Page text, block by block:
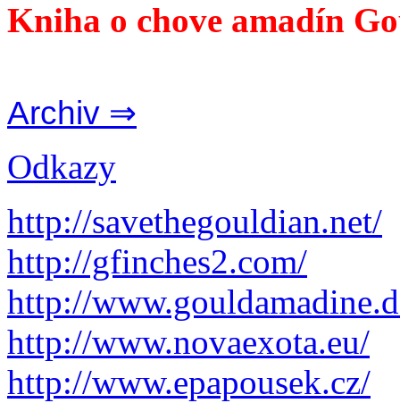
Kniha o chove amadín
Archiv ⇒
Odkazy
http://savethegouldian.net/
http://gfinches2.com/
http://
http://www.novaexota.eu/
http://www.epapousek.cz/